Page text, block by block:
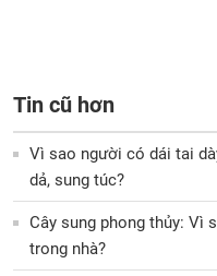
Tin cũ hơn
Vì sao người có dái tai
dả, sung túc?
Cây sung phong thủy: Vì
trong nhà?